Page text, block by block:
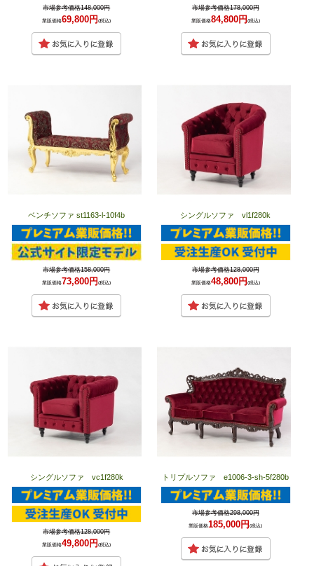
市場参考価格148,000円
業販価格69,800円(税込)
市場参考価格178,000円
業販価格84,800円 (税込)
ベンチソファ st1163-l-10f4b
市場参考価格158,000円
業販価格73,800円(税込)
シングルソファ vl1f280k
市場参考価格128,000円
業販価格48,800円 (税込)
シングルソファ vc1f280k
市場参考価格128,000円
業販価格49,800円(税込)
トリプルソファ e1006-3-sh-5f280b
市場参考価格298,000円
業販価格185,000円(税込)